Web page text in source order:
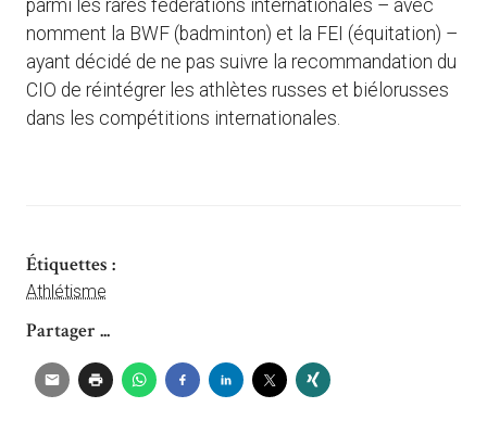
parmi les rares fédérations internationales – avec
nomment la BWF (badminton) et la FEI (équitation) –
ayant décidé de ne pas suivre la recommandation du
CIO de réintégrer les athlètes russes et biélorusses
dans les compétitions internationales.
Étiquettes :
Athlétisme
Partager ...